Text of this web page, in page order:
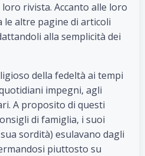
rivista. Accanto alle loro
altre pagine di articoli
alla semplicità dei
della fedeltà ai tempi
impegni, agli
A proposito di questi
di famiglia, i suoi
sordità) esulavano dagli
piuttosto su